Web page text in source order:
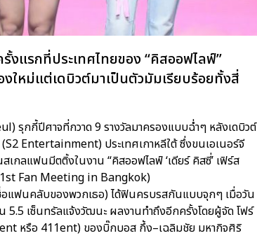
แรกที่ประเทศไทยของ “คิสออฟไลฟ์”
ใหม่แต่เดบิวต์มาเป็นตัวมัมเรียบร้อยทั้งสี่
รุกกี้ปีศาจที่กวาด 9 รางวัลมาครองแบบฉ่ำๆ หลังเดบิวต์
Entertainment) ประเทศเกาหลีใต้ ซึ่งขนเอเนอร์จี
เกลแฟนมีตติ้งในงาน “คิสออฟไลฟ์ ‘เดียร์ คิสซี่’ เฟิร์ส
1st Fan Meeting in Bangkok)
อแฟนคลับของพวกเธอ) ได้ฟินครบรสกันแบบจุกๆ เมื่อวัน
เซ็นทรัลแจ้งวัฒนะ ผลงานทำถึงอีกครั้งโดยผู้จัด โฟร์
หรือ 411ent) ของบิ๊กบอส กึ้ง–เฉลิมชัย มหากิจศิริ